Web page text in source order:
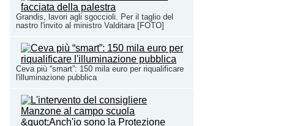
Grandis, lavori agli sgoccioli. Per il taglio del
nastro l'invito al ministro Valditara [FOTO]
Ceva più “smart”: 150 mila euro per riqualificare
l'illuminazione pubblica